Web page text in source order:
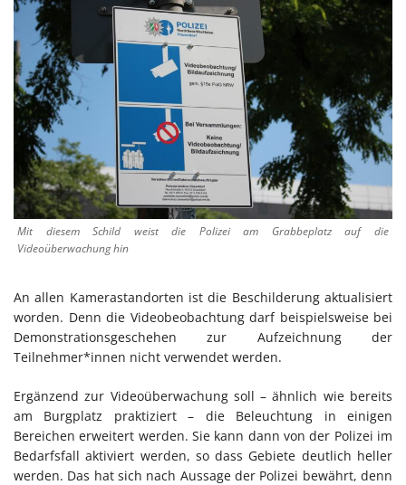
Mit diesem Schild weist die Polizei am Grabbeplatz auf die
Videoüberwachung hin
An allen Kamerastandorten ist die Beschilderung aktualisiert
worden. Denn die Videobeobachtung darf beispielsweise bei
Demonstrationsgeschehen zur Aufzeichnung der
Teilnehmer*innen nicht verwendet werden.
Ergänzend zur Videoüberwachung soll – ähnlich wie bereits
am Burgplatz praktiziert – die Beleuchtung in einigen
Bereichen erweitert werden. Sie kann dann von der Polizei im
Bedarfsfall aktiviert werden, so dass Gebiete deutlich heller
werden. Das hat sich nach Aussage der Polizei bewährt, denn